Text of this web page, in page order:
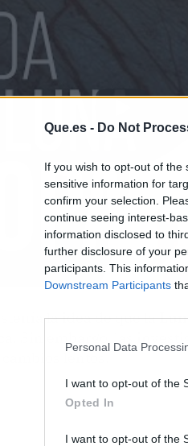
Que.es - Do Not
If you wish to opt-out of
sensitive information for
confirm your selection.
continue seeing interest-
information disclosed to
further disclosure of your
participants. This
Downstream Participants
Personal Data
I want to opt-out of the
Opted In
I want to opt-out of the
la idea de que la
Sin embargo, las
lentos.